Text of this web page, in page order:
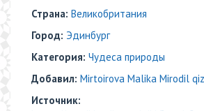
Страна: Великобритания
Город: Эдинбург
Категория: Чудеса природы
Добавил: Mirtoirova Malika Mirodil
Источник: